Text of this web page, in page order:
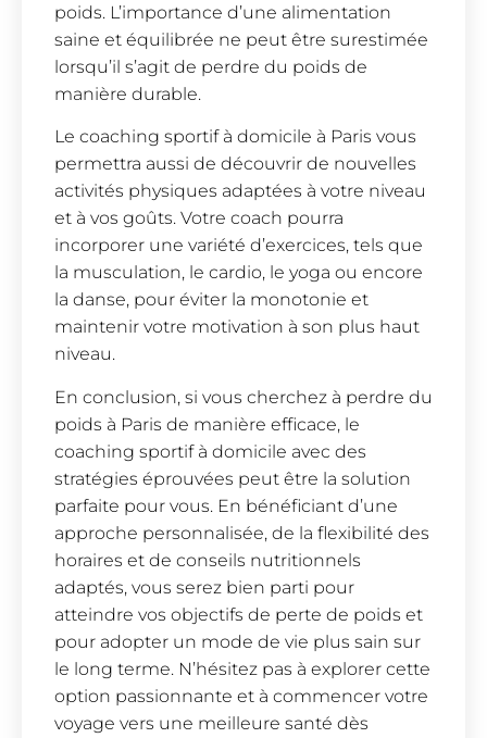
poids. L’importance d’une alimentation
saine et équilibrée ne peut être surestimée
lorsqu’il s’agit de perdre du poids de
manière durable.
Le coaching sportif à domicile à Paris vous
permettra aussi de découvrir de nouvelles
activités physiques adaptées à votre niveau
et à vos goûts. Votre coach pourra
incorporer une variété d’exercices, tels que
la musculation, le cardio, le yoga ou encore
la danse, pour éviter la monotonie et
maintenir votre motivation à son plus haut
niveau.
En conclusion, si vous cherchez à perdre du
poids à Paris de manière efficace, le
coaching sportif à domicile avec des
stratégies éprouvées peut être la solution
parfaite pour vous. En bénéficiant d’une
approche personnalisée, de la flexibilité des
horaires et de conseils nutritionnels
adaptés, vous serez bien parti pour
atteindre vos objectifs de perte de poids et
pour adopter un mode de vie plus sain sur
le long terme. N’hésitez pas à explorer cette
option passionnante et à commencer votre
voyage vers une meilleure santé dès